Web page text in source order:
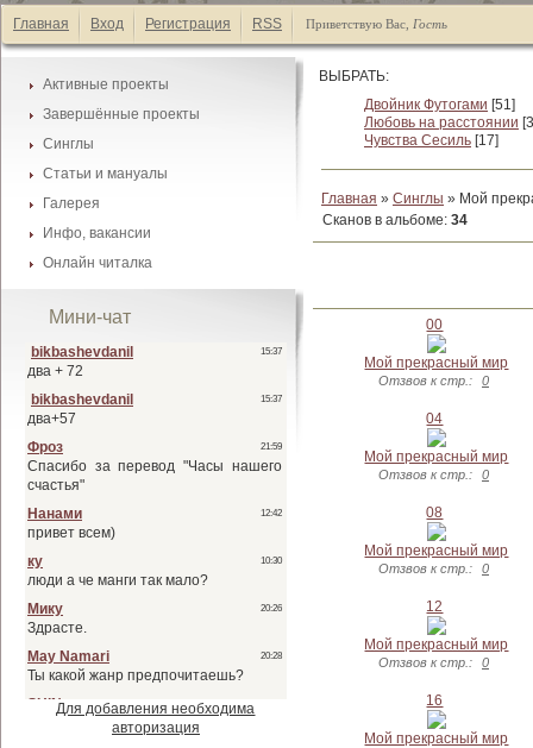
Главная Вход Регистрация RSS Приветствую Вас Гость
Активные проекты
Каталог манги
Список А-Я
Завершённые проекты
Каталог манги
Список А-Я
Синглы
Каталог манги
Список А-Я
Статьи и мануалы
Каталог статей
Список А-Я
Галерея
Галеея фонов
Галеея скринтонов
Инфо, вакансии
Наши друзья
Наши баннеры
Вакансии
Онлайн читалка
Завершённые проекты
Синглы
Мини-чат
Для добавления необходима
авторизация
ВЫБРАТЬ:
Двойник Футогами [51]
Любовь на расстоянии
Чувства Сесиль [17]
Главная » Синглы » Мой
Сканов в альбоме: 34
00
Мой прекрасный мир
Отзвов к стр.: 0
04
Мой прекрасный мир
Отзвов к стр.: 0
08
Мой прекрасный мир
Отзвов к стр.: 0
12
Мой прекрасный мир
Отзвов к стр.: 0
16
Мой прекрасный мир